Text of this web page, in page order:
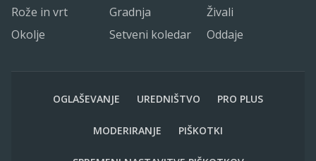
Rože in vrt
Gradnja
Živali
Okolje
Setveni koledar Oddaje
OGLAŠEVANJE UREDNIŠTVO PRO PLUS
MODERIRANJE PIŠKOTKI